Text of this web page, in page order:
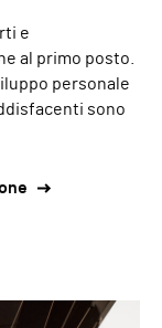
e
al primo posto.
personale
sono